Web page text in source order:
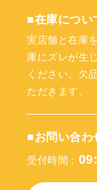
■在庫につい
実店舗と在庫
庫にズレが生
ください。欠
ただきます。
■お問い合わ
受付時間：